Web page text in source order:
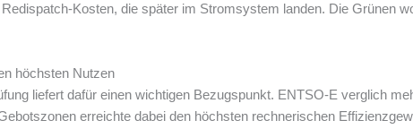
Kosten, die später im Stromsystem landen. Die Grünen
höchsten Nutzen
liefert dafür einen wichtigen Bezugspunkt. ENTSO-E verglich
erreichte dabei den höchsten rechnerischen